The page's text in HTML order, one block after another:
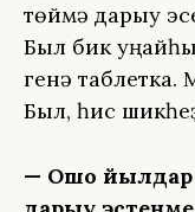
төймә дарыу
Был бик
генә таблетка.
Был, һис
— Ошо йылдар